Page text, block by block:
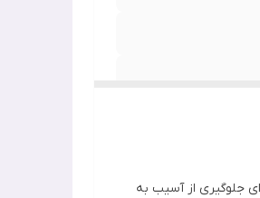
جلوگیری از آسیب به